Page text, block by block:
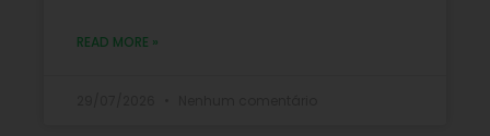
READ MORE »